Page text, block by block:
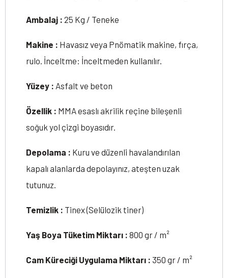
Ambalaj : 25 Kg / Teneke
Makine : Havasız veya Pnömatik makine, fırça,
rulo. İnceltme: İnceltmeden kullanılır.
Yüzey : Asfalt ve beton
Özellik : MMA esaslı akrilik reçine bileşenli
soğuk yol çizgi boyasıdır.
Depolama : Kuru ve düzenli havalandırılan
kapalı alanlarda depolayınız, ateşten uzak
tutunuz.
Temizlik : Tinex (Selülozik tiner)
Yaş Boya Tüketim Miktarı : 800 gr / m²
Cam Küreciği Uygulama Miktarı : 350 gr / m²